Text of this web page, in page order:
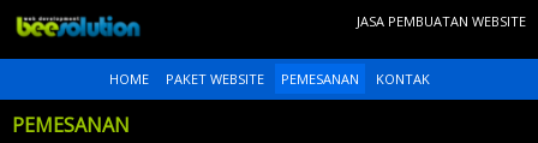
JASA PEMBUATAN WEBSITE
HOME PAKET WEBSITE PEMESANAN KONTAK
PEMESANAN